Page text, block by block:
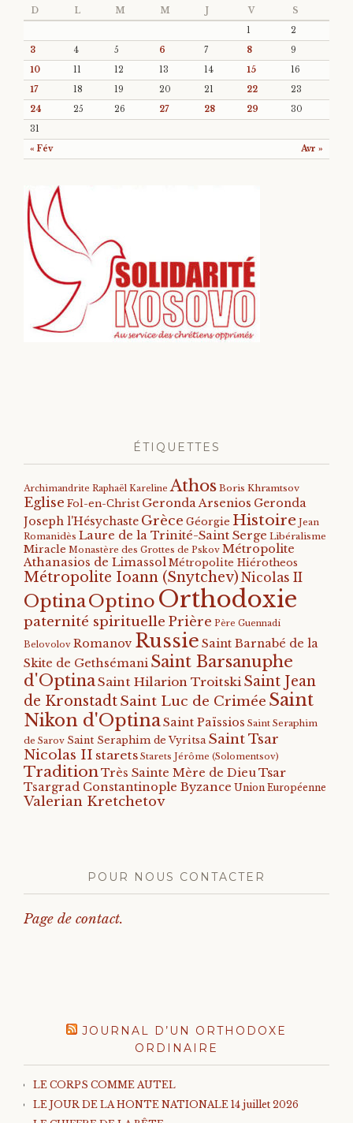
D L M M J V S
« Fév Avr »
1
2
3
4 5 6 7 8
9
10
11 12 13 14 15
16
17
18 19 20 21 22
23
24
25 26 27 28 29
30
31
ÉTIQUETTES
Archimandrite Raphaël Kareline Athos Boris Khramtsov
Eglise Fol-en-Christ Geronda Arsenios Geronda
Joseph l'Hésychaste Grèce Géorgie Histoire Jean
Romanidès Laure de la Trinité-Saint Serge Libéralisme
Miracle Monastère des Grottes de Pskov Métropolite
Athanasios de Limassol Métropolite Hiérotheos
Métropolite Ioann (Snytchev) Nicolas II
OptinaOptino Orthodoxie
paternité spirituelle Prière Père Guennadi
Belovolov Romanov Russie Saint Barnabé de la
Skite de Gethsémani Saint Barsanuphe
d'OptinaSaint Hilarion Troitski Saint Jean
de KronstadtSaint Luc de Crimée Saint
Nikon d'OptinaSaint Païssios Saint Seraphim
de Sarov Saint Seraphim de Vyritsa Saint Tsar
Nicolas II starets Starets Jérôme (Solomentsov)
TraditionTrès Sainte Mère de DieuTsar
Tsargrad Constantinople Byzance Union Européenne
Valerian Kretchetov
POUR NOUS CONTACTER
Page de contact.
JOURNAL D’UN ORTHODOXE
ORDINAIRE
LE CORPS COMME AUTEL
LE JOUR DE LA HONTE NATIONALE 14 juillet 2026